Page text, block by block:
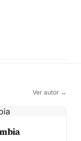
Ver autor →